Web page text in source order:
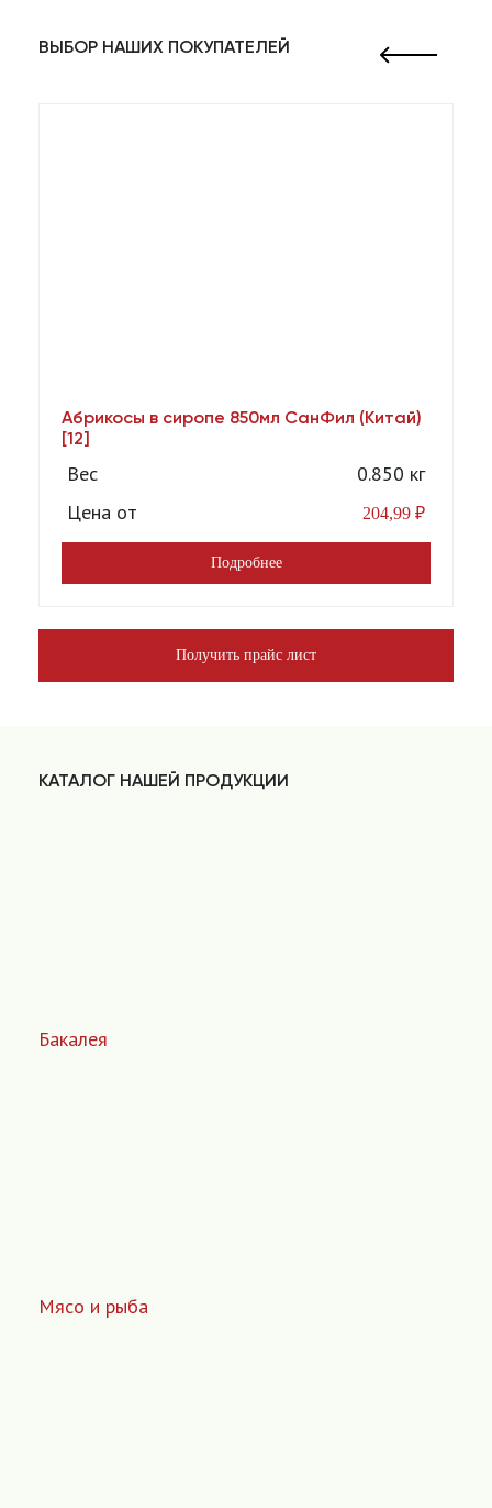
ВЫБОР НАШИХ ПОКУПАТЕЛЕЙ
Абрикосы в сиропе 850мл СанФил (Китай)
[12]
Вес
0.850 кг
Цена от
204,99 ₽
Подробнее
Получить прайс лист
КАТАЛОГ НАШЕЙ ПРОДУКЦИИ
Бакалея
Мясо и рыба